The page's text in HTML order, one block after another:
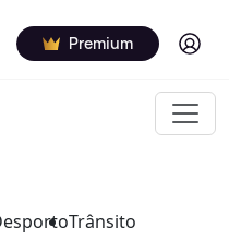
Premium Log in
Trânsito